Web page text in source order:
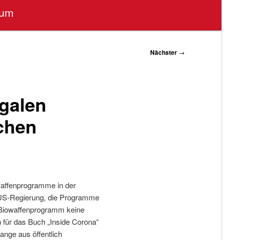
Nächster →
in der
Regierung, die Programme
keine
das Buch „Inside Corona“
aus öffentlich